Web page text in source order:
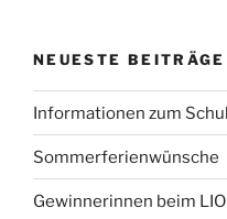
NEUESTE BEITRÄGE
Informationen zum
Sommerferienwünsche
Gewinnerinnen beim